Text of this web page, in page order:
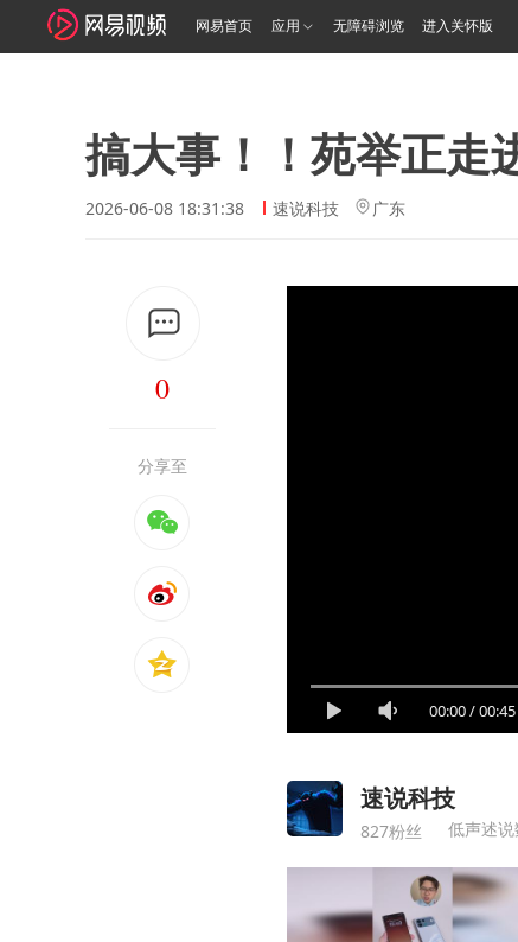
网易首页 应用 无障碍浏览 进入关怀版
搞大事！！苑举正
2026-06-08 18:31:38 速说科技 广东
0
分享至
00:00/00:45
速说科技
827粉丝 低声述